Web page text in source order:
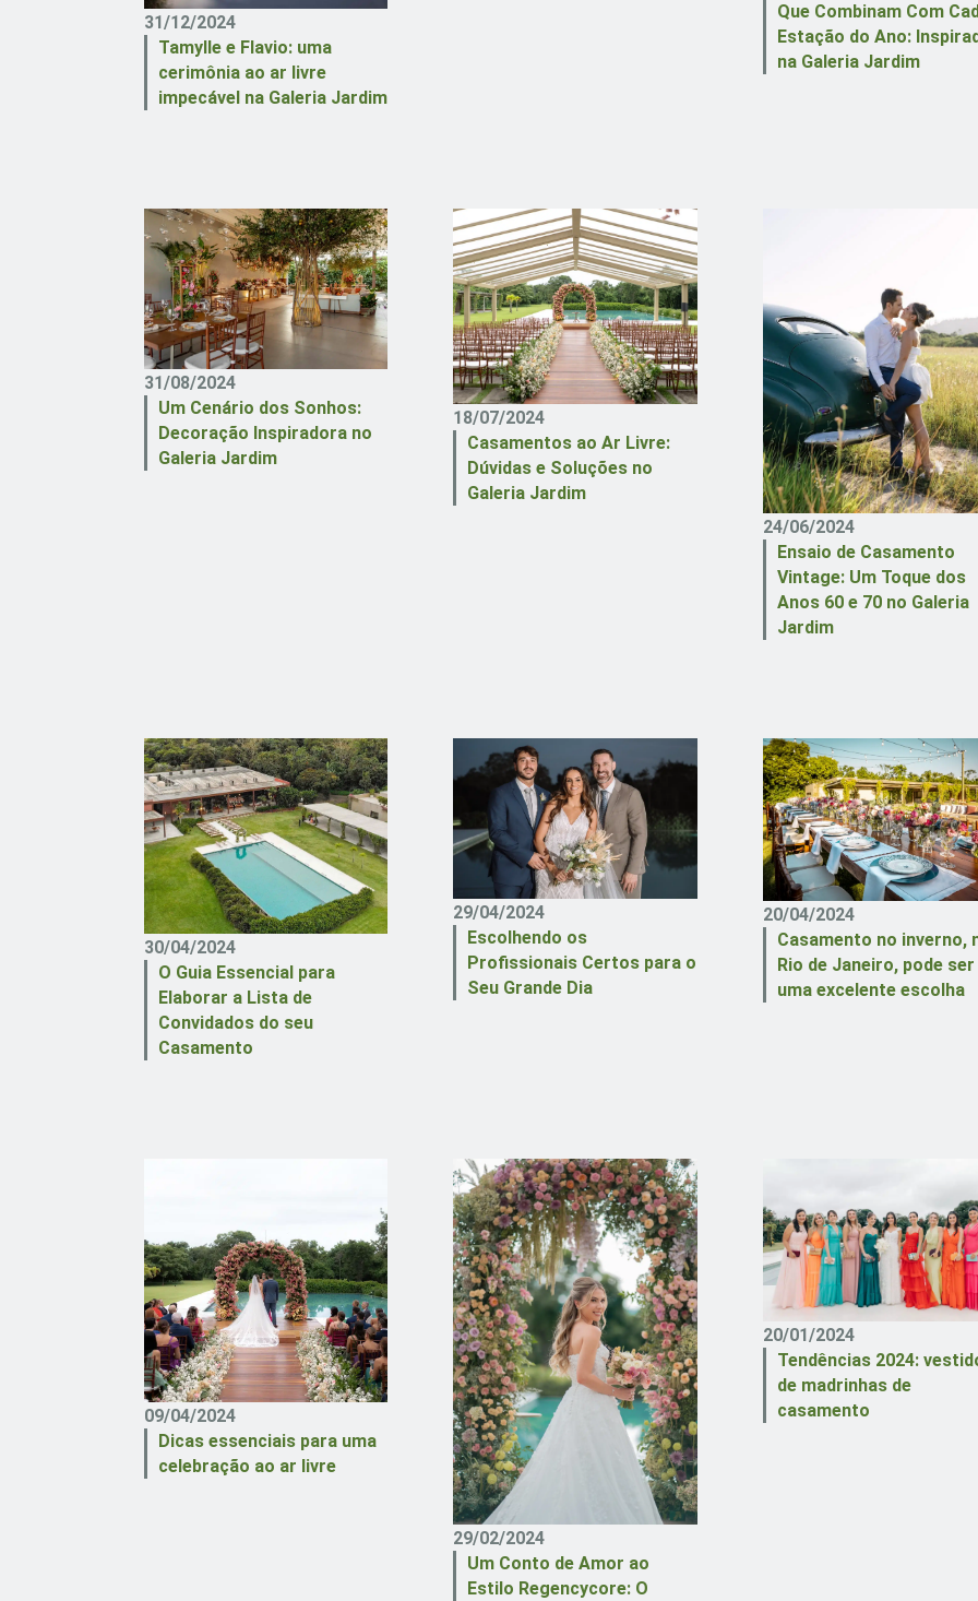
31/12/2024
Tamylle e Flavio: uma
cerimônia ao ar livre
impecável na Galeria Jardim
Que Combinam Com
Estação do Ano:
na Galeria Jardim
31/08/2024
Um Cenário dos Sonhos:
Decoração Inspiradora no
Galeria Jardim
18/07/2024
Casamentos ao Ar Livre:
Dúvidas e Soluções no
Galeria Jardim
24/06/2024
Ensaio de Casamento
Vintage: Um Toque dos
Anos 60 e 70 no Galeria
Jardim
30/04/2024
O Guia Essencial para
Elaborar a Lista de
Convidados do seu
Casamento
29/04/2024
Escolhendo os
Profissionais Certos para o
Seu Grande Dia
20/04/2024
Casamento no inverno,
Rio de Janeiro, pode ser
uma excelente escolha
09/04/2024
Dicas essenciais para uma
celebração ao ar livre
29/02/2024
Um Conto de Amor ao
Estilo Regencycore: O
20/01/2024
Tendências 2024:
de madrinhas de
casamento